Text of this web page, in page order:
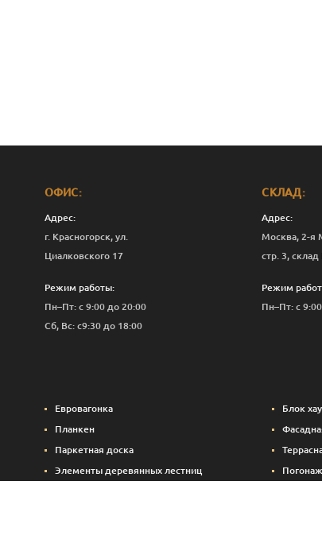
ОФИС:
Адрес:
г. Красногорск, ул.
Циалковского 17
Режим работы:
Пн–Пт: с 9:00 до 20:00
Сб, Вс: с9:30 до 18:00
СКЛАД:
Адрес:
Москва, 2-я
стр. 3,
Режим
Пн–Пт: с
Евровагонка
Блок
Планкен
Паркетная доска
Элементы деревянных лестниц